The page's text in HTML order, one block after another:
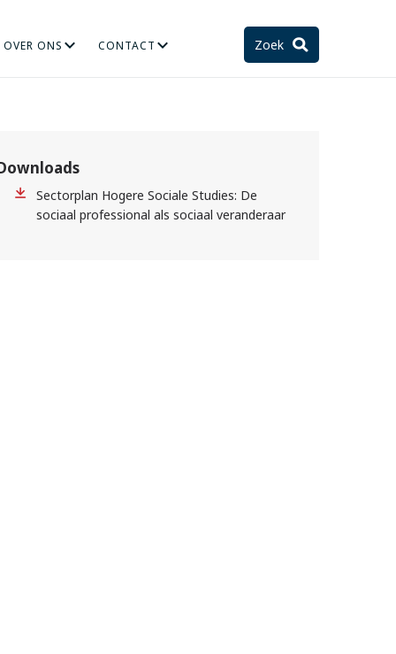
STELSEL EN TOEKOMST
OVER ONS CONTACT Zoek
Sectorplan Hogere Sociale Studies: De
sociaal professional als sociaal veranderaar